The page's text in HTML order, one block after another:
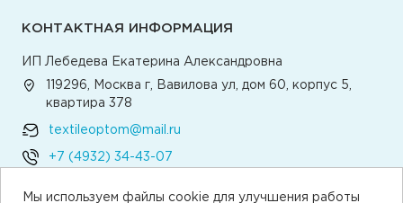
Мы используем файлы cookie для улучшения работы
КОНТАКТНАЯ ИНФОРМАЦИЯ
ИП Лебедева Екатерина Александровна
119296, Москва г, Вавилова ул, дом 60, корпус 5,
квартира 378
textileoptom@mail.ru
+7 (4932) 34-43-07